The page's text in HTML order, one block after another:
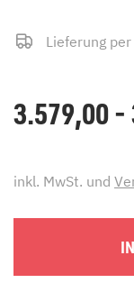
Lieferung
3.579,00
inkl. MwSt. und